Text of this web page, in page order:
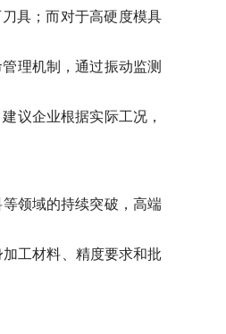
具；而对于高硬度模具
理机制，通过振动监测
议企业根据实际工况，
领域的持续突破，高端
工材料、精度要求和批